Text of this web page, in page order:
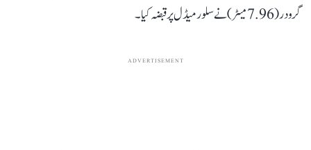
گرودر (7.96 میٹر) نے سلور میڈل پر قبضہ کیا۔
ADVERTISEMENT